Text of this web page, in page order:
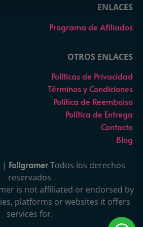
ENLACES
Programa de Afiliados
OTROS ENLACES
Políticas de Privacidad
Términos y Condiciones
Política de Reembolso
Política de Entrega
Contacto
Blog
| FollgramerTodos los derechos
reservados
is not affiliated or endorsed by
platforms or websites it offers
services for.